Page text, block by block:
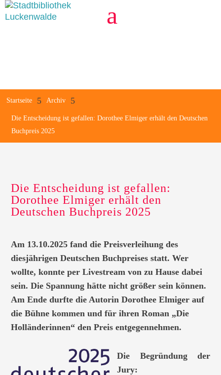
a
Startseite 5 Archiv 5
Die Entscheidung ist gefallen: Dorothee Elmiger erhält den Deutschen
Buchpreis 2025
Die Entscheidung ist gefallen:
Dorothee Elmiger erhält den
Deutschen Buchpreis 2025
Am 13.10.2025 fand die Preisverleihung des
diesjährigen Deutschen Buchpreises statt. Wer
wollte, konnte per Livestream von zu Hause dabei
sein. Die Spannung hätte nicht größer sein können.
Am Ende durfte die AutorinDorothee Elmiger auf
die Bühne kommen und für ihren Roman „Die
Holländerinnen“ den Preis entgegennehmen.
Die Begründung der
Jury: